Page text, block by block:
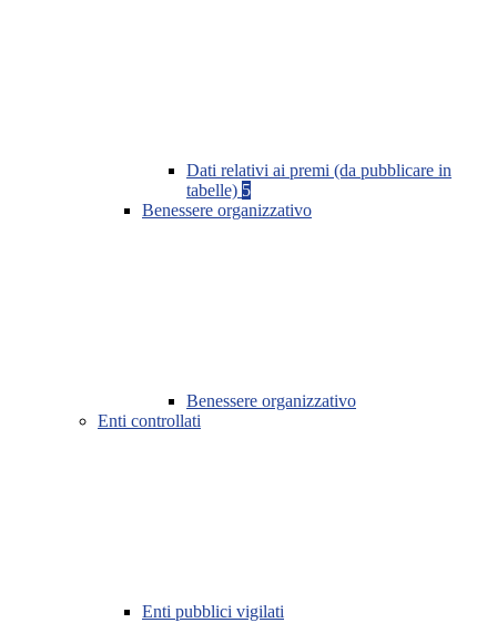
Dati relativi ai premi (da pubblicare in
tabelle) 5
Benessere organizzativo
Benessere organizzativo
Enti controllati
Enti pubblici vigilati